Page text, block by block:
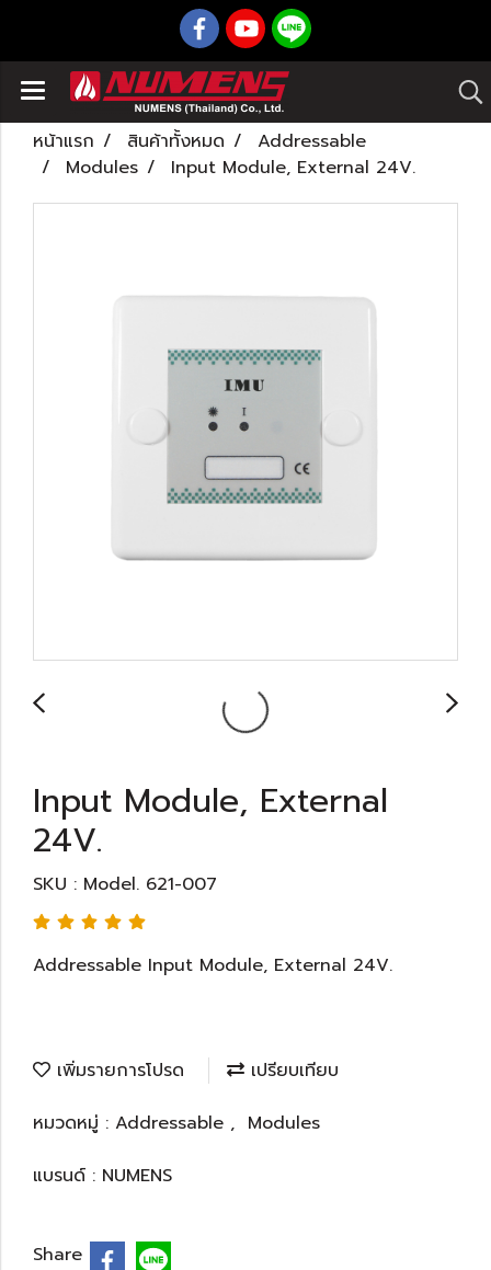
หน้าแรก สินค้าทั้งหมด
Addressable
Modules
Input Module, External 24V.
Input Module, External
24V.
SKU : Model. 621-007
Addressable Input Module, External 24V.
เพิ่มรายการโปรด
เปรียบเทียบ
หมวดหมู่ : Addressable , Modules
แบรนด์ : NUMENS
Share